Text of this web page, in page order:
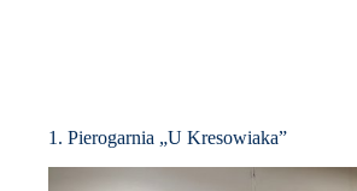
1. Pierogarnia „U Kresowiaka”